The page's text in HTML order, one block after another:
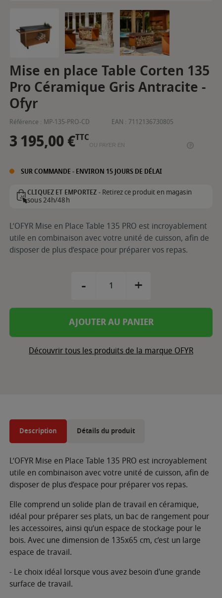
Mise en place Table Corten 135
Pro Céramique Gris Antracite -
Ofyr
Référence : MP-135-PRO-CD EAN : 7112136730805
3 195,00 €TTC
OU PAYER EN
SUR COMMANDE - ENVIRON 15 JOURS DE DÉLAI
CLIQUEZ ET EMPORTEZ -Retirez ce produit en magasin
sous 24h/48h
L’OFYR Mise en Place Table 135 PRO est incroyablement
utile en combinaison avec votre unité de cuisson, afin de
disposer de plus d’espace pour préparer vos repas.
- +
AJOUTER AU PANIER
Découvrir tous les produits de la marque OFYR
Description Détails du produit
L’OFYR Mise en Place Table 135 PRO est incroyablement
utile en combinaison avec votre unité de cuisson, afin de
disposer de plus d’espace pour préparer vos repas.
Elle comprend un solide plan de travail en céramique,
idéal pour préparer ses plats, un bac de rangement pour
les accessoires, ainsi qu’un espace de stockage pour le
bois. Avec une dimension de 135x65 cm, c’est un large
espace de travail.
- Le choix idéal lorsque vous avez besoin d'une grande
surface de travail.